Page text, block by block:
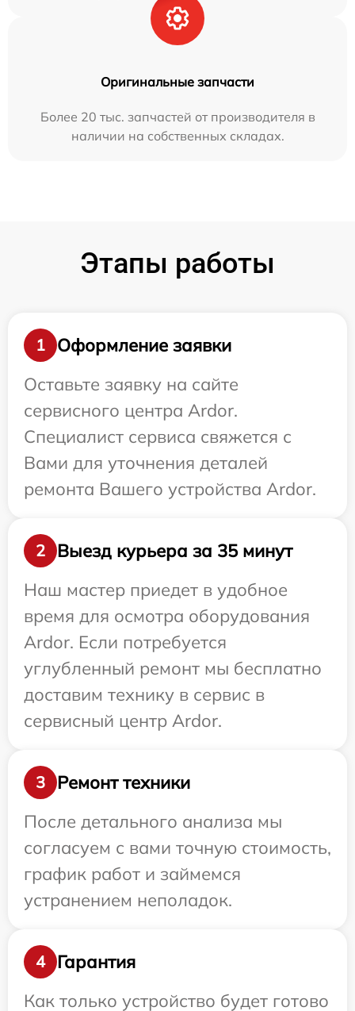
Оригинальные запчасти
Более 20 тыс. запчастей от производителя в
наличии на собственных складах.
Этапы работы
1
Оформление заявки
Оставьте заявку на сайте
сервисного центра Ardor.
Специалист сервиса свяжется с
Вами для уточнения деталей
ремонта Вашего устройства Ardor.
2
Выезд курьера за 35 минут
Наш мастер приедет в удобное
время для осмотра оборудования
Ardor. Если потребуется
углубленный ремонт мы бесплатно
доставим технику в сервис в
сервисный центр Ardor.
3
Ремонт техники
После детального анализа мы
согласуем с вами точную стоимость,
график работ и займемся
устранением неполадок.
4
Гарантия
Как только устройство будет готово